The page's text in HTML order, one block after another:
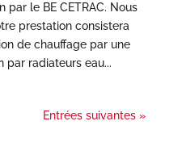
par le BE CETRAC. Nous
prestation consistera
de chauffage par une
par radiateurs eau...
Entrées suivantes »